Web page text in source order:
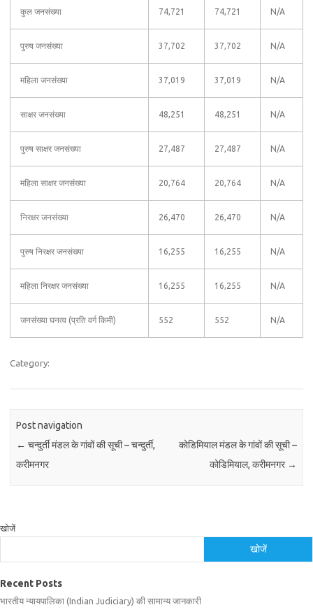
कुल जनसंख्या 74,721 74,721 N/A
पुरुष जनसंख्या 37,702 37,702 N/A
महिला जनसंख्या 37,019 37,019 N/A
साक्षर जनसंख्या 48,251 48,251 N/A
पुरुष साक्षर जनसंख्या 27,487 27,487 N/A
महिला साक्षर जनसंख्या 20,764 20,764 N/A
निरक्षर जनसंख्या 26,470 26,470 N/A
पुरुष निरक्षर जनसंख्या 16,255 16,255 N/A
महिला निरक्षर जनसंख्या 16,255 16,255 N/A
जनसंख्या घनत्व (प्रति वर्ग किमी) 552 552 N/A
Category:
Post navigation
← चन्दुर्ती मंडल के गांवों की सूची – चन्दुर्ती,
करीमनगर
कोडिमियाल मंडल के गांवों की सूची –
कोडिमियाल, करीमनगर →
खोजें
खोजें
Recent Posts
भारतीय न्यायपालिका (Indian Judiciary) की सामान्य जानकारी